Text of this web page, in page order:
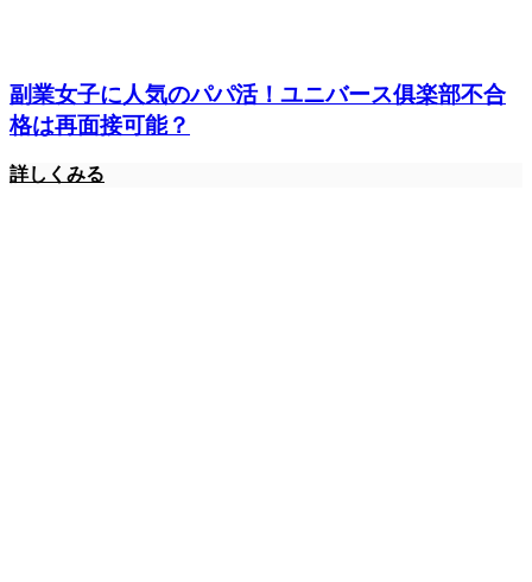
副業女子に人気のパパ活！ユニバース俱楽部不合
格は再面接可能？
詳しくみる